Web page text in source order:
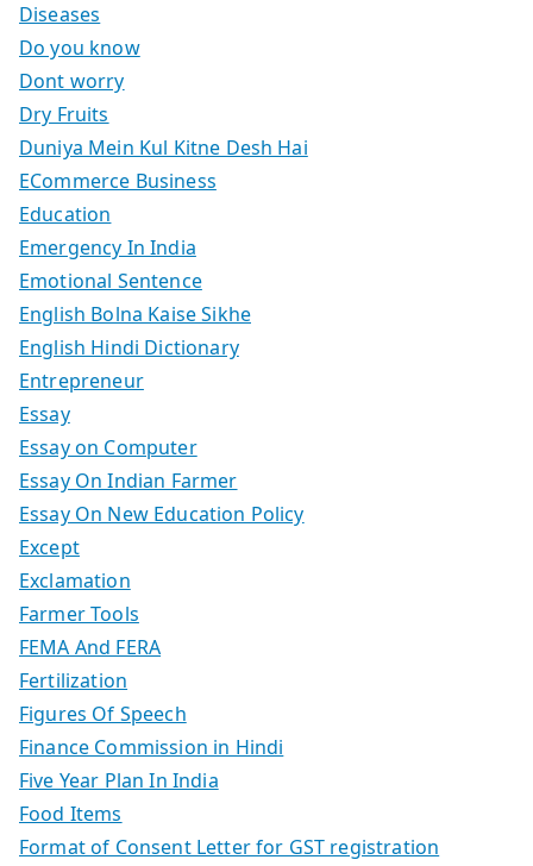
Diseases
Do you know
Dont worry
Dry Fruits
Duniya Mein Kul Kitne Desh Hai
ECommerce Business
Education
Emergency In India
Emotional Sentence
English Bolna Kaise Sikhe
English Hindi Dictionary
Entrepreneur
Essay
Essay on Computer
Essay On Indian Farmer
Essay On New Education Policy
Except
Exclamation
Farmer Tools
FEMA And FERA
Fertilization
Figures Of Speech
Finance Commission in Hindi
Five Year Plan In India
Food Items
Format of Consent Letter for GST registration